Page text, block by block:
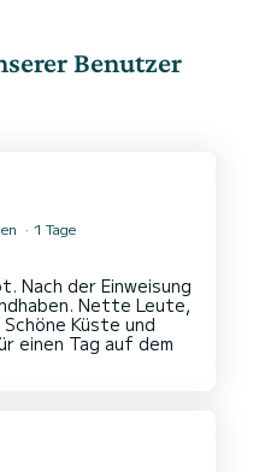
Benutzer
1 Tage
Nach der Einweisung
Nette Leute,
Küste und
einen Tag auf dem